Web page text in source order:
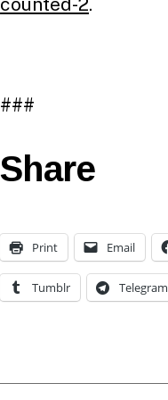
###
Share
Print Email
Tumblr Telegram